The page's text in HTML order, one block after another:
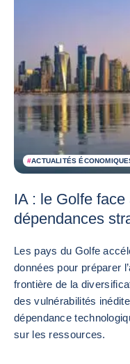
#ACTUALITÉS
IA : le Golfe
dépendances
Les pays du Golfe
données pour préparer
frontière de la
des vulnérabilités
dépendance
sur les ressources.